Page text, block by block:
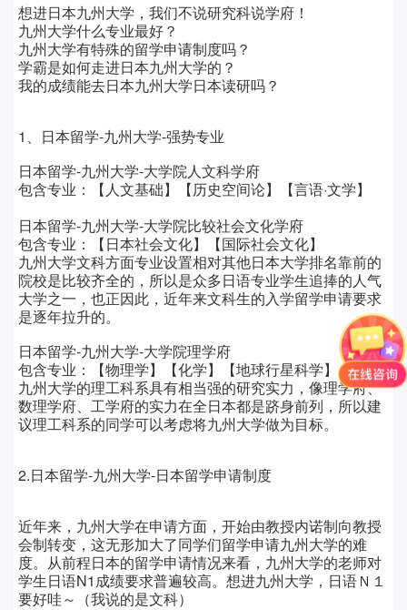
想进日本九州大学，我们不说研究科说学府！
九州大学什么专业最好？
九州大学有特殊的留学申请制度吗？
学霸是如何走进日本九州大学的？
我的成绩能去日本九州大学日本读研吗？
1、日本留学-九州大学-强势专业
日本留学-九州大学-大学院人文科学府
包含专业：【人文基础】【历史空间论】【言语·文学】
日本留学-九州大学-大学院比较社会文化学府
包含专业：【日本社会文化】【国际社会文化】
九州大学文科方面专业设置相对其他日本大学排名靠前的
院校是比较齐全的，所以是众多日语专业学生追捧的人气
大学之一，也正因此，近年来文科生的入学留学申请要求
是逐年拉升的。
日本留学-九州大学-大学院理学府
包含专业：【物理学】【化学】【地球行星科学】
九州大学的理工科系具有相当强的研究实力，像理学府、
数理学府、工学府的实力在全日本都是跻身前列，所以建
议理工科系的同学可以考虑将九州大学做为目标。
2.日本留学-九州大学-日本留学申请制度
近年来，九州大学在申请方面，开始由教授内诺制向教授
会制转变，这无形加大了同学们留学申请九州大学的难
度。从前程日本的留学申请情况来看，九州大学的老师对
学生日语N1成绩要求普遍较高。想进九州大学，日语Ｎ１
要好哇～（我说的是文科）